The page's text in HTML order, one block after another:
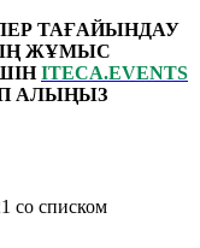
ТАҒАЙЫНДАУ
ЖҰМЫС
ITECA.EVENTS
АЛЫҢЫЗ
со списком